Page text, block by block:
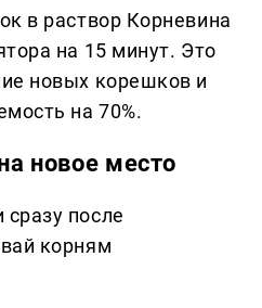
в раствор Корневина
на 15 минут. Это
новых корешков и
на 70%.
новое место
после
корням